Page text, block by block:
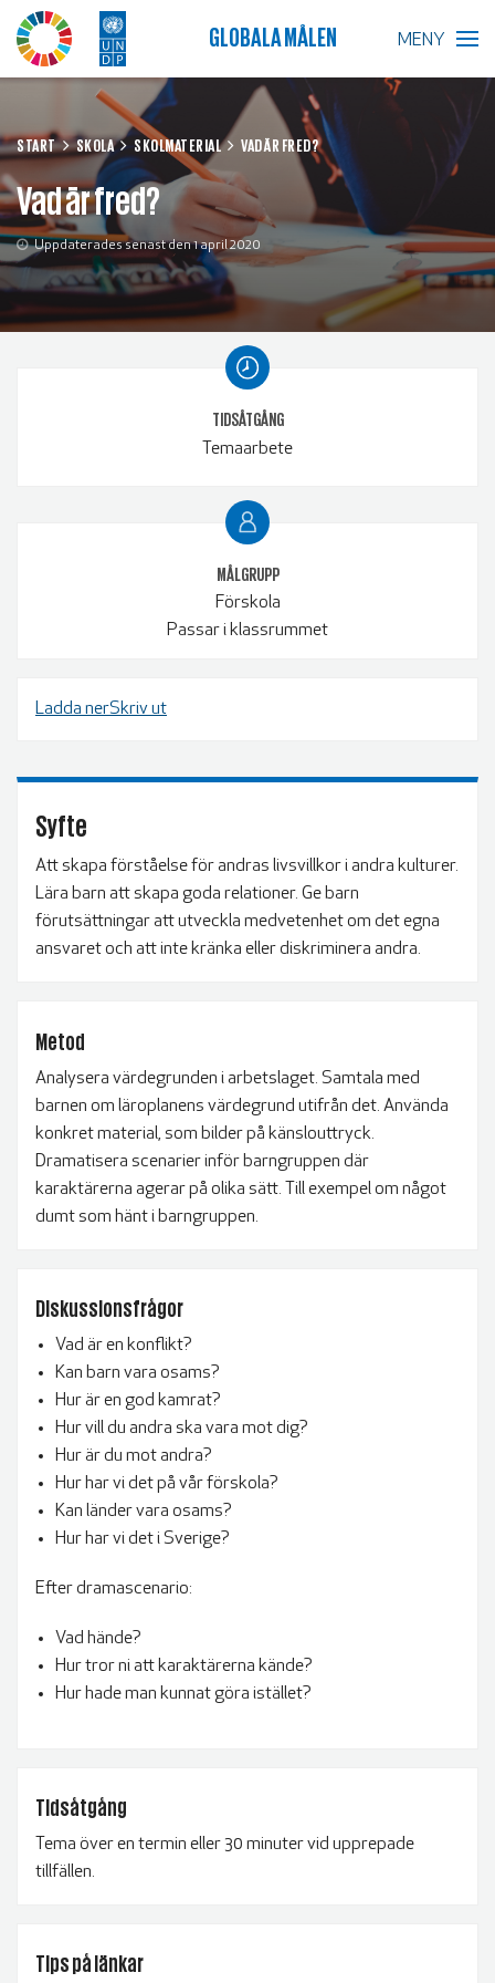
GLOBALA MÅLEN MENY
BLIR VÄRLDEN BÄTTRE?
GLOBALA MÅLEN
SKOLA
FÖRETAG
START SKOLA SKOLMATERIAL VAD ÄR FRED?
Vad är fred?
Uppdaterades senast den 1 april 2020
TIDSÅTGÅNG
Temaarbete
MÅLGRUPP
Förskola
Passar i klassrummet
Ladda nerSkriv ut
Syfte
Att skapa förståelse för andras livsvillkor i andra kulturer.
Lära barn att skapa goda relationer. Ge barn
förutsättningar att utveckla medvetenhet om det egna
ansvaret och att inte kränka eller diskriminera andra.
Metod
Analysera värdegrunden i arbetslaget. Samtala med
barnen om läroplanens värdegrund utifrån det. Använda
konkret material, som bilder på känslouttryck.
Dramatisera scenarier inför barngruppen där
karaktärerna agerar på olika sätt. Till exempel om något
dumt som hänt i barngruppen.
Diskussionsfrågor
Vad är en konflikt?
Kan barn vara osams?
Hur är en god kamrat?
Hur vill du andra ska vara mot dig?
Hur är du mot andra?
Hur har vi det på vår förskola?
Kan länder vara osams?
Hur har vi det i Sverige?
Efter dramascenario:
Vad hände?
Hur tror ni att karaktärerna kände?
Hur hade man kunnat göra istället?
Tidsåtgång
Tema över en termin eller 30 minuter vid upprepade
tillfällen.
Tips på länkar